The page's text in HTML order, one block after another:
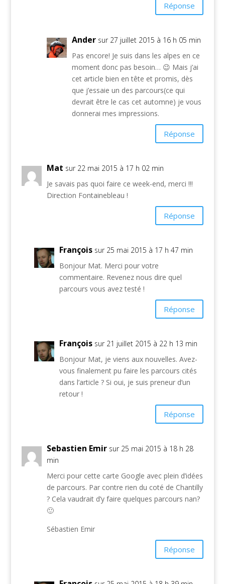
Réponse
Ander sur 27 juillet 2015 à 16 h 05 min
Pas encore! Je suis dans les alpes en ce
moment donc pas besoin… 😉 Mais j’ai
cet article bien en tête et promis, dès
que j’essaie un des parcours(ce qui
devrait être le cas cet automne) je vous
donnerai mes impressions.
Réponse
Mat sur 22 mai 2015 à 17 h 02 min
Je savais pas quoi faire ce week-end, merci !!!
Direction Fontainebleau !
Réponse
François sur 25 mai 2015 à 17 h 47 min
Bonjour Mat. Merci pour votre
commentaire. Revenez nous dire quel
parcours vous avez testé !
Réponse
François sur 21 juillet 2015 à 22 h 13 min
Bonjour Mat, je viens aux nouvelles. Avez-
vous finalement pu faire les parcours cités
dans l’article ? Si oui, je suis preneur d’un
retour !
Réponse
Sebastien Emir sur 25 mai 2015 à 18 h 28
min
Merci pour cette carte Google avec plein d’idées
de parcours. Par contre rien du coté de Chantilly
? Cela vaudrait d’y faire quelques parcours nan?
🙂
Sébastien Emir
Réponse